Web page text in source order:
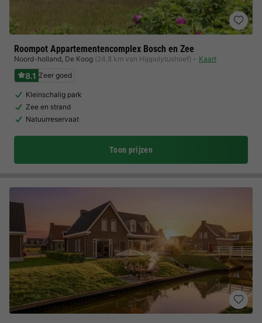
Roompot Appartementencomplex Bosch en Zee
Noord-holland, De Koog (24,8 km van Hippolytushoef) Kaart
8.1 Zeer goed
Kleinschalig park
Zee en strand
Natuurreservaat
Toon prijzen